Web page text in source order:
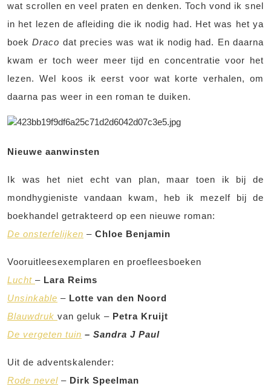
wat scrollen en veel praten en denken. Toch vond ik snel
in het lezen de afleiding die ik nodig had. Het was het ya
boekDraco dat precies was wat ik nodig had. En daarna
kwam er toch weer meer tijd en concentratie voor het
lezen. Wel koos ik eerst voor wat korte verhalen, om
daarna pas weer in een roman te duiken.
Nieuwe aanwinsten
Ik was het niet echt van plan, maar toen ik bij de
mondhygieniste vandaan kwam, heb ik mezelf bij de
boekhandel getrakteerd op een nieuwe roman:
De onsterfelijken – Chloe Benjamin
Vooruitleesexemplaren en proefleesboeken
Lucht – Lara Reims
Unsinkable – Lotte van den Noord
Blauwdruk van geluk – Petra Kruijt
De vergeten tuin – Sandra J Paul
Uit de adventskalender:
Rode nevel – Dirk Speelman